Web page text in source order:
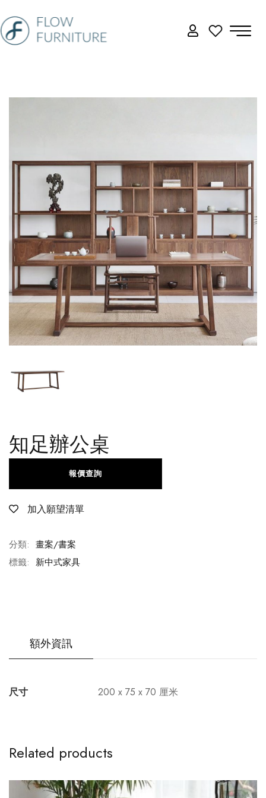
知足辦公桌
加入願望清單
報價查詢
分類: 畫案/書案
標籤: 新中式家具
額外資訊
尺寸 200 x 75 x 70 厘米
Related products